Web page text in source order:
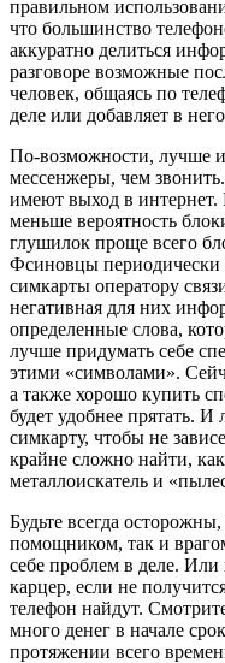
правильном
что большинство
аккуратно делиться
разговоре возможные
человек, общаясь по
деле или добавляет в
По-возможности, лучше
мессенжеры, чем
имеют выход в интернет.
меньше вероятность
глушилок проще всего
Фсиновцы периодически
симкарты оператору
негативная для них
определенные слова,
лучше придумать себе
этими «символами».
а также хорошо купить
будет удобнее прятать. И
симкарту, чтобы не
крайне сложно найти,
металлоискатель и
Будьте всегда
помощником, так и
себе проблем в деле.
карцер, если не
телефон найдут.
много денег в начале
протяжении всего